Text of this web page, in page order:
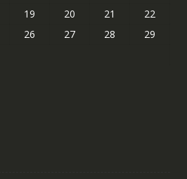
19 20 21
22
26 27 28
29